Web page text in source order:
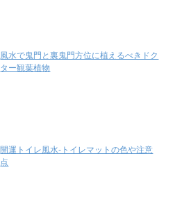
風水で鬼門と裏鬼門方位に植えるべきドク
ター観葉植物
開運トイレ風水-トイレマットの色や注意
点